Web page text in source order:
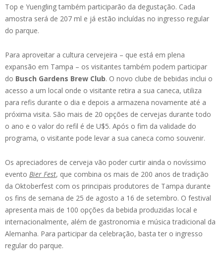
Top e Yuengling também participarão da degustação. Cada
amostra será de 207 ml e já estão incluídas no ingresso regular
do parque.
Para aproveitar a cultura cervejeira – que está em plena
expansão em Tampa – os visitantes também podem participar
do Busch Gardens Brew Club. O novo clube de bebidas inclui o
acesso a um local onde o visitante retira a sua caneca, utiliza
para refis durante o dia e depois a armazena novamente até a
próxima visita. São mais de 20 opções de cervejas durante todo
o ano e o valor do refil é de U$5. Após o fim da validade do
programa, o visitante pode levar a sua caneca como souvenir.
Os apreciadores de cerveja vão poder curtir ainda o novíssimo
evento Bier Fest, que combina os mais de 200 anos de tradição
da Oktoberfest com os principais produtores de Tampa durante
os fins de semana de 25 de agosto a 16 de setembro. O festival
apresenta mais de 100 opções da bebida produzidas local e
internacionalmente, além de gastronomia e música tradicional da
Alemanha. Para participar da celebração, basta ter o ingresso
regular do parque.